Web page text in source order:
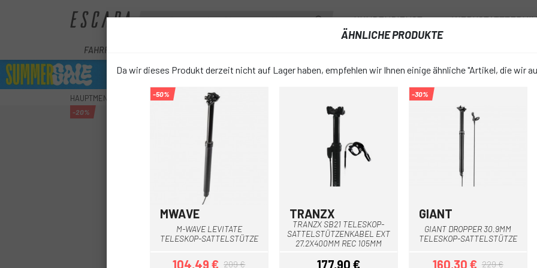
KUNDENDIENST
FAHRRÄDER
HAUPTMENU KOMPONENTEN SATTELSTÜTZEN CRANKBROTHERS HIGHLINE XC/ GRAVEL
-20%
XC/
PREIS: 199,99 €
ÄHNLICHE PRODUKTE
Da wir dieses Produkt derzeit nicht auf Lager haben, empfehlen wir Ihnen einige ähnliche "Artikel, die wir
-50%
MWAVE
M-WAVE LEVITATE
TELESKOP-SATTELSTÜTZE
104,49 € 209 €
TRANZX
TRANZX SB21 TELESKOP-
SATTELSTÜTZENKABEL EXT
27.2X400MM REC 105MM
177,90 €
-30%
GIANT
GIANT DROPPER 30.9MM
TELESKOP-SATTELSTÜTZE
160,30 € 229 €